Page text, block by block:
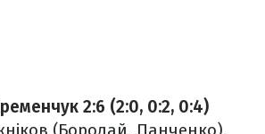
2:6 (2:0, 0:2, 0:4)